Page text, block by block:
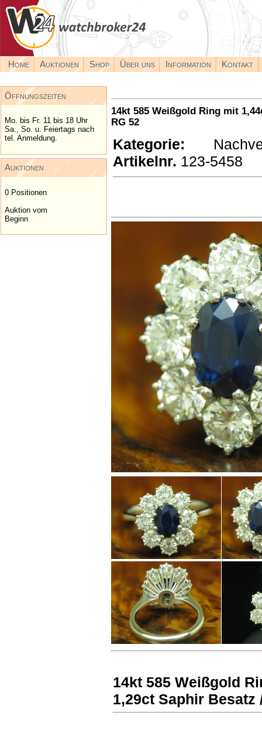
Home Auktionen Shop Über uns Information Kontakt
Öffnungszeiten
Mo. bis Fr. 11 bis 18 Uhr
Sa., So. u. Feiertags nach
tel. Anmeldung.
Auktionen
0 Positionen
Auktion vom
Beginn
14kt 585 Weißgold Ring mit
RG 52
Kategorie:
Artikelnr. 123-5458
14kt 585 Weißgold
1,29ct Saphir Besatz